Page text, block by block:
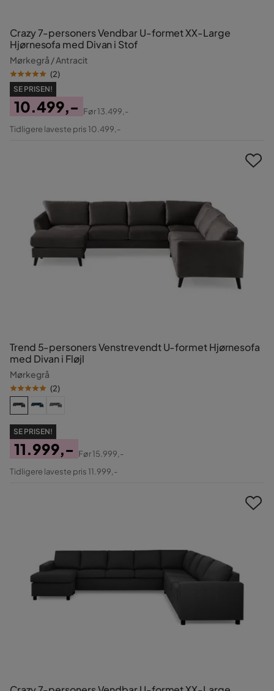
Crazy 7-personers Vendbar U-formet XX-Large
Hjørnesofa med Divan i Stof
Mørkegrå / Antracit
(2)
SE PRISEN!
Pris
10.499,-
Original
Før13.499,-
Tidligere laveste pris 10.499,-
Trend 5-personers Venstrevendt U-formet Hjørnesofa
med Divan i Fløjl
Mørkegrå
(2)
SE PRISEN!
Pris
11.999,-
Original
Før15.999,-
Tidligere laveste pris 11.999,-